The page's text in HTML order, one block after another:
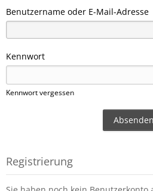
Benutzername oder E-Mail-Adresse
Kennwort
Kennwort vergessen
Registrierung